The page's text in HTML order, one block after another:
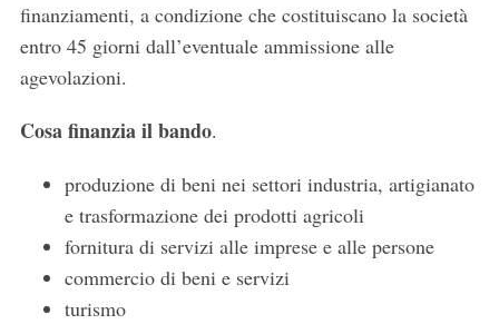
finanziamenti, a condizione che costituiscano la società
entro 45 giorni dall’eventuale ammissione alle
agevolazioni.
Cosa finanzia il bando.
produzione di beni nei settori industria, artigianato
e trasformazione dei prodotti agricoli
fornitura di servizi alle imprese e alle persone
commercio di beni e servizi
turismo